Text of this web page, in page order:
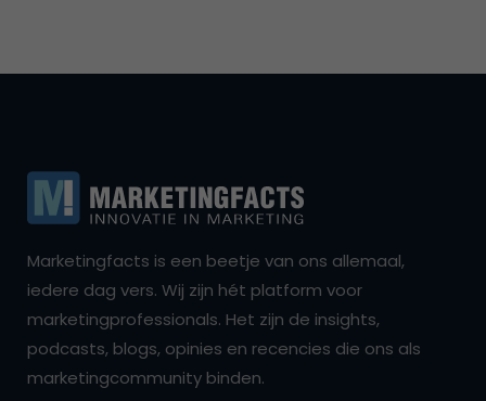
Marketingfacts is een beetje van ons allemaal,
iedere dag vers. Wij zijn hét platform voor
marketingprofessionals. Het zijn de insights,
podcasts, blogs, opinies en recencies die ons als
marketingcommunity binden.